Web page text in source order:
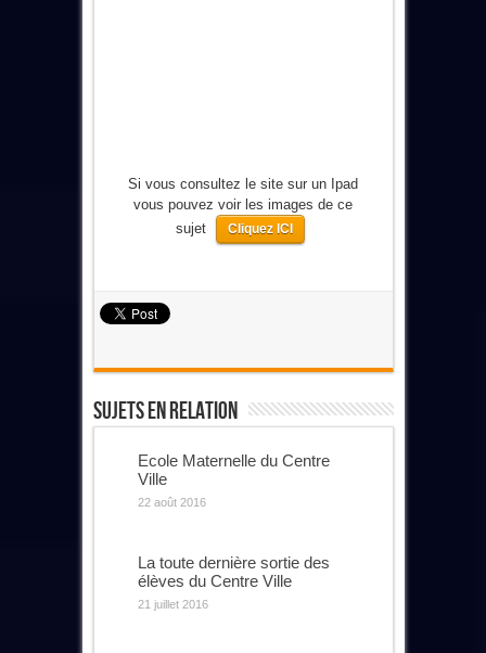
Si vous consultez le site sur un Ipad
vous pouvez voir les images de ce
sujet
Cliquez ICI
Sujets En Relation
Ecole Maternelle du Centre
Ville
22 août 2016
La toute dernière sortie des
élèves du Centre Ville
21 juillet 2016